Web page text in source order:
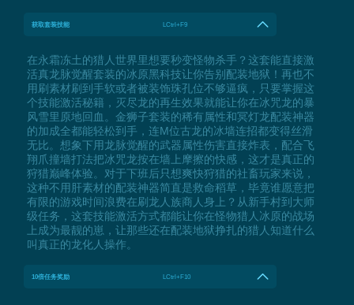
获取套装技能 LCtrl+F9
在永霜冻土的猎人世界里想要秒变怪物杀手？这套能直接激
活真龙脉觉醒套装的冰原黑科技让你告别配装地狱！再也不
用刷素材刷到手软或者被装饰珠孔位不够逼疯，只要掌握这
个技能激活秘籍，灭尽龙的再生效果就能让你在冰咒龙的暴
风雪里原地回血。金狮子套装的稀有属性和冥灯龙配装神器
的加成全都能轻松到手，连M位古龙的冰墙连招都变得丝滑
无比。想象下用龙脉觉醒的武器属性伤害直接炸表，配合飞
翔爪撞墙打法把冰咒龙按在墙上摩擦的快感，这才是真正的
狩猎巅峰体验。对于下班后只想爽快狩猎的社畜玩家来说，
这种不用肝素材的配装神器简直是救命稻草，毕竟谁愿意把
有限的游戏时间浪费在刷龙人族商人身上？从新手村到大师
级任务，这套技能激活方式都能让你在怪物猎人冰原的战场
上成为最靓的崽，让那些还在配装地狱挣扎的猎人知道什么
叫真正的龙化人操作。
10倍任务奖励 LCtrl+F10